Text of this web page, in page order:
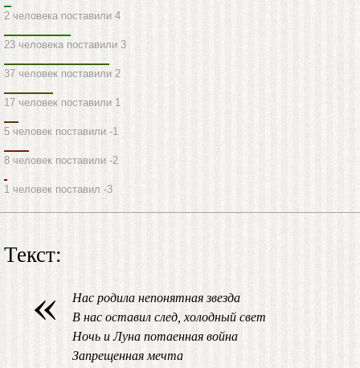
2 человека поставили 4
23 человека поставили 3
37 человек поставили 2
17 человек поставили 1
5 человек поставили -1
8 человек поставили -2
1 человек поставил -3
Текст:
«
Нас родила непонятная звезда
В нас оставил след, холодный свет
Ночь и Луна потаенная война
Запрещенная мечта